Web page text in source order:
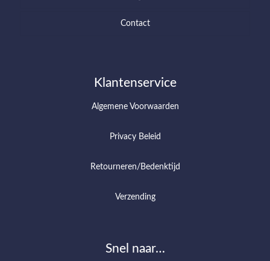
Contact
Klantenservice
Algemene Voorwaarden
Privacy Beleid
Retourneren/Bedenktijd
Verzending
Snel naar…